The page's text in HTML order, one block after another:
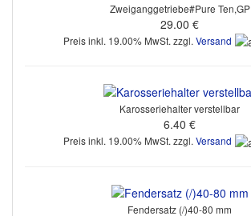
Zweiganggetriebe#Pure Ten,GP
29.00 €
Preis inkl. 19.00% MwSt. zzgl. Versand
Karosseriehalter verstellbar
6.40 €
Preis inkl. 19.00% MwSt. zzgl. Versand
Fendersatz (/)40-80 mm